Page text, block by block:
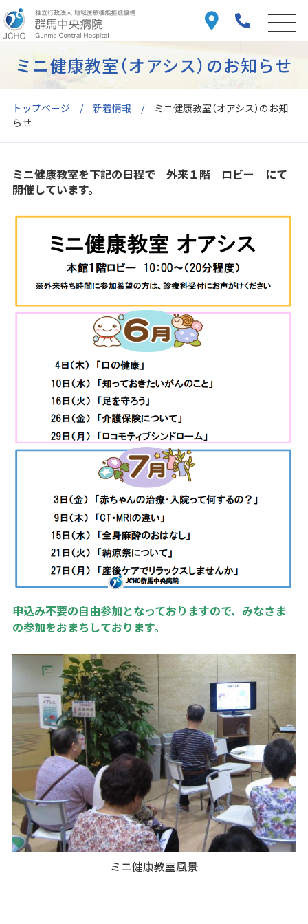
トップページ 新着情報
ミニ健康教室（オアシス）のお知
らせ
ミニ健康教室（オアシス）のお知らせ
ミニ健康教室を下記の日程で 外来１階 ロビー にて
開催しています。
申込み不要の自由参加となっておりますので、みなさま
の参加をおまちしております。
ミニ健康教室風景